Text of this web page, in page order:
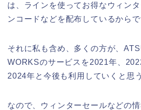
は、ラインを使ってお得なウィン
ンコードなどを配布しているからで
それに私も含め、多くの方が、
WORKSのサービスを2021年、
2024年と今後も利用していくと思
なので、ウィンターセールなどの